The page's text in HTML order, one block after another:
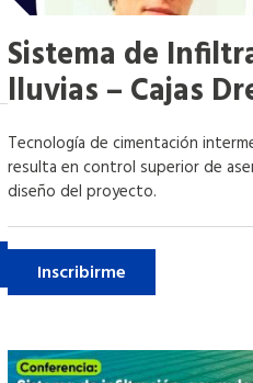
Sistema de
lluvias – Cajas
Tecnología de cimentación
resulta en control superior de
diseño del proyecto.
Inscribirme